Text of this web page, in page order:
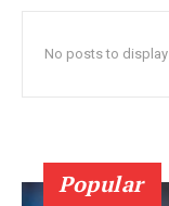
No posts to display
Popular